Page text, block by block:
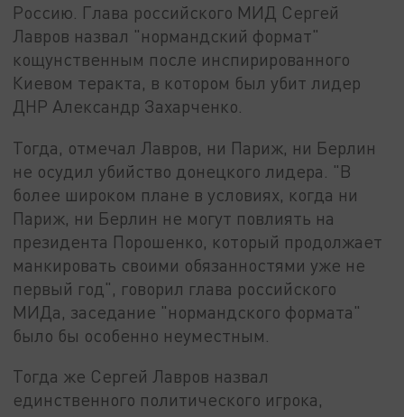
Россию. Глава российского МИД Сергей
Лавров назвал "нормандский формат"
кощунственным после инспирированного
Киевом теракта, в котором был убит лидер
ДНР Александр Захарченко.
Тогда, отмечал Лавров, ни Париж, ни Берлин
не осудил убийство донецкого лидера. "В
более широком плане в условиях, когда ни
Париж, ни Берлин не могут повлиять на
президента Порошенко, который продолжает
манкировать своими обязанностями уже не
первый год", говорил глава российского
МИДа, заседание "нормандского формата"
было бы особенно неуместным.
Тогда же Сергей Лавров назвал
единственного политического игрока,